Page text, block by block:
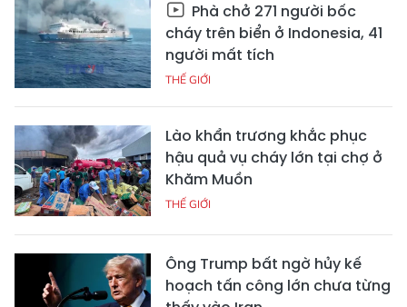
Phà chở 271 người bốc
cháy trên biển ở Indonesia, 41
người mất tích
THẾ GIỚI
Lào khẩn trương khắc phục
hậu quả vụ cháy lớn tại chợ ở
Khăm Muồn
THẾ GIỚI
Ông Trump bất ngờ hủy kế
hoạch tấn công lớn chưa từng